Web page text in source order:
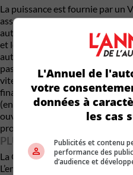
La puissance est fournie par un
associé à une boîte manuelle à
automatique à 10 vitesses. La
et le couple de 575 lb-pi. Avec
autour de 1 360 kilos, cette
passer de 0 à 100 km/h en 3,4
vitesse de pointe sera d’environ
finalisé le prix, mais il devrait
(environ 465 000 dollars). Le
ouverts, et les premières
production sera limitée, selon AC.
PLUS GRANDE QUE
La Cobra GT Roadster est plus
L’empattement est de 101
L'Annuel de
votre
données à
les cas
Publicités et contenu
performance des
d’audience et